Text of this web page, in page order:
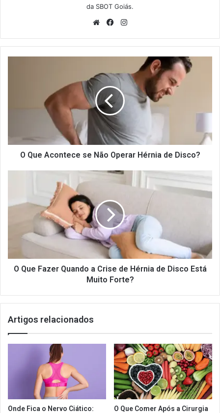
da SBOT Goiás.
WebsiteFacebook
Disco?
O Que Acontece se Não Operar Hérnia de Disco?
Quando
de
Disco
O Que Fazer Quando a Crise de Hérnia de Disco Está
Muito Forte?
Artigos relacionados
Onde Fica o Nervo Ciático:
O Que Comer Após a Cirurgia